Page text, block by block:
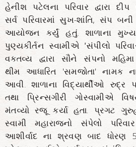
હેનીશ પટેલના પરિવાર દ્વારા
સર્વ પરિવારમાં સુખ-શાંતિ, સંપ
આયોજન કર્યું હતું. શાળાના
પુણ્યકીર્તન સ્વામીએ'સંપીલો
વક્તવ્ય દ્વારા સૌને સંપનો
થીમ આધારિત 'સમજોતા' નામક
આવી. શાળાના વિદ્યાર્થીઓ રુદ્ર
તથા પ્રિન્સગીરી ગોસ્વામીએ
મંતવ્યો રજૂ કર્યા હતા. પ્રગટ
સ્વામી મહારાજનો સંપેલો
આશીર્વાદ ના શ્રવણ બાદ ધોરણ 5